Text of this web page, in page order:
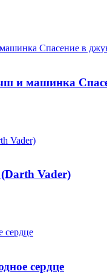
и машинка
Vader)
сердце